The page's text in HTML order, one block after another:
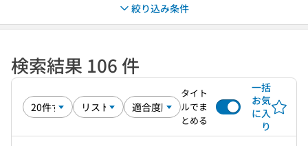
絞り込み条件
検索結果 106 件
タイト
ルでま
とめる
一括
お気
に入
り